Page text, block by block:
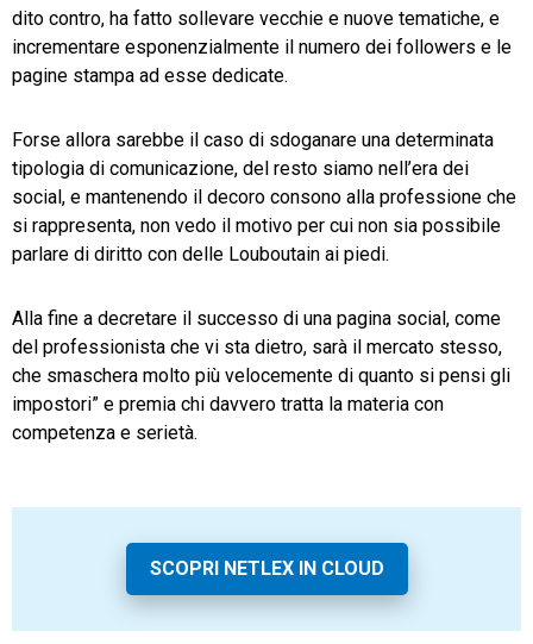
dito contro, ha fatto sollevare vecchie e nuove tematiche, e
incrementare esponenzialmente il numero dei followers e le
pagine stampa ad esse dedicate.
Forse allora sarebbe il caso di sdoganare una determinata
tipologia di comunicazione, del resto siamo nell’era dei
social, e mantenendo il decoro consono alla professione che
si rappresenta, non vedo il motivo per cui non sia possibile
parlare di diritto con delle Louboutain ai piedi.
Alla fine a decretare il successo di una pagina social, come
del professionista che vi sta dietro, sarà il mercato stesso,
che smaschera molto più velocemente di quanto si pensi gli
impostori” e premia chi davvero tratta la materia con
competenza e serietà.
SCOPRI NETLEX IN CLOUD